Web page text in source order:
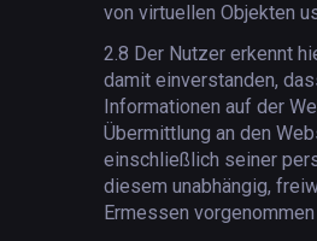
von virtuellen Objekten
2.8 Der Nutzer erkennt
damit einverstanden,
Informationen auf der
Übermittlung an den
einschließlich seiner
diesem unabhängig,
Ermessen